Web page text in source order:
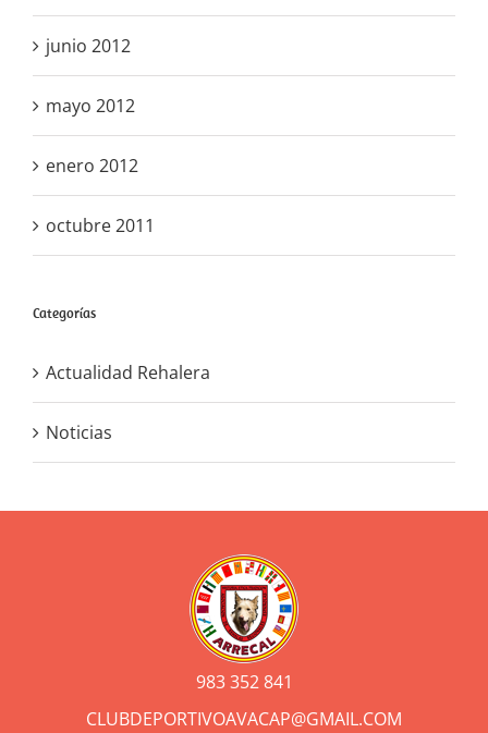
junio 2012
mayo 2012
enero 2012
octubre 2011
Categorías
Actualidad Rehalera
Noticias
983 352 841
CLUBDEPORTIVOAVACAP@GMAIL.COM